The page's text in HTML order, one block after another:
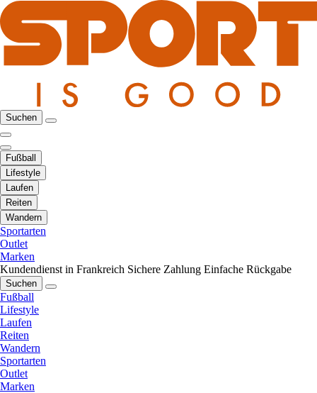
Suchen
Fußball
Lifestyle
Laufen
Reiten
Wandern
Sportarten
Outlet
Marken
Kundendienst in Frankreich Sichere Zahlung Einfache Rückgabe
Suchen
Fußball
Lifestyle
Laufen
Reiten
Wandern
Sportarten
Outlet
Marken